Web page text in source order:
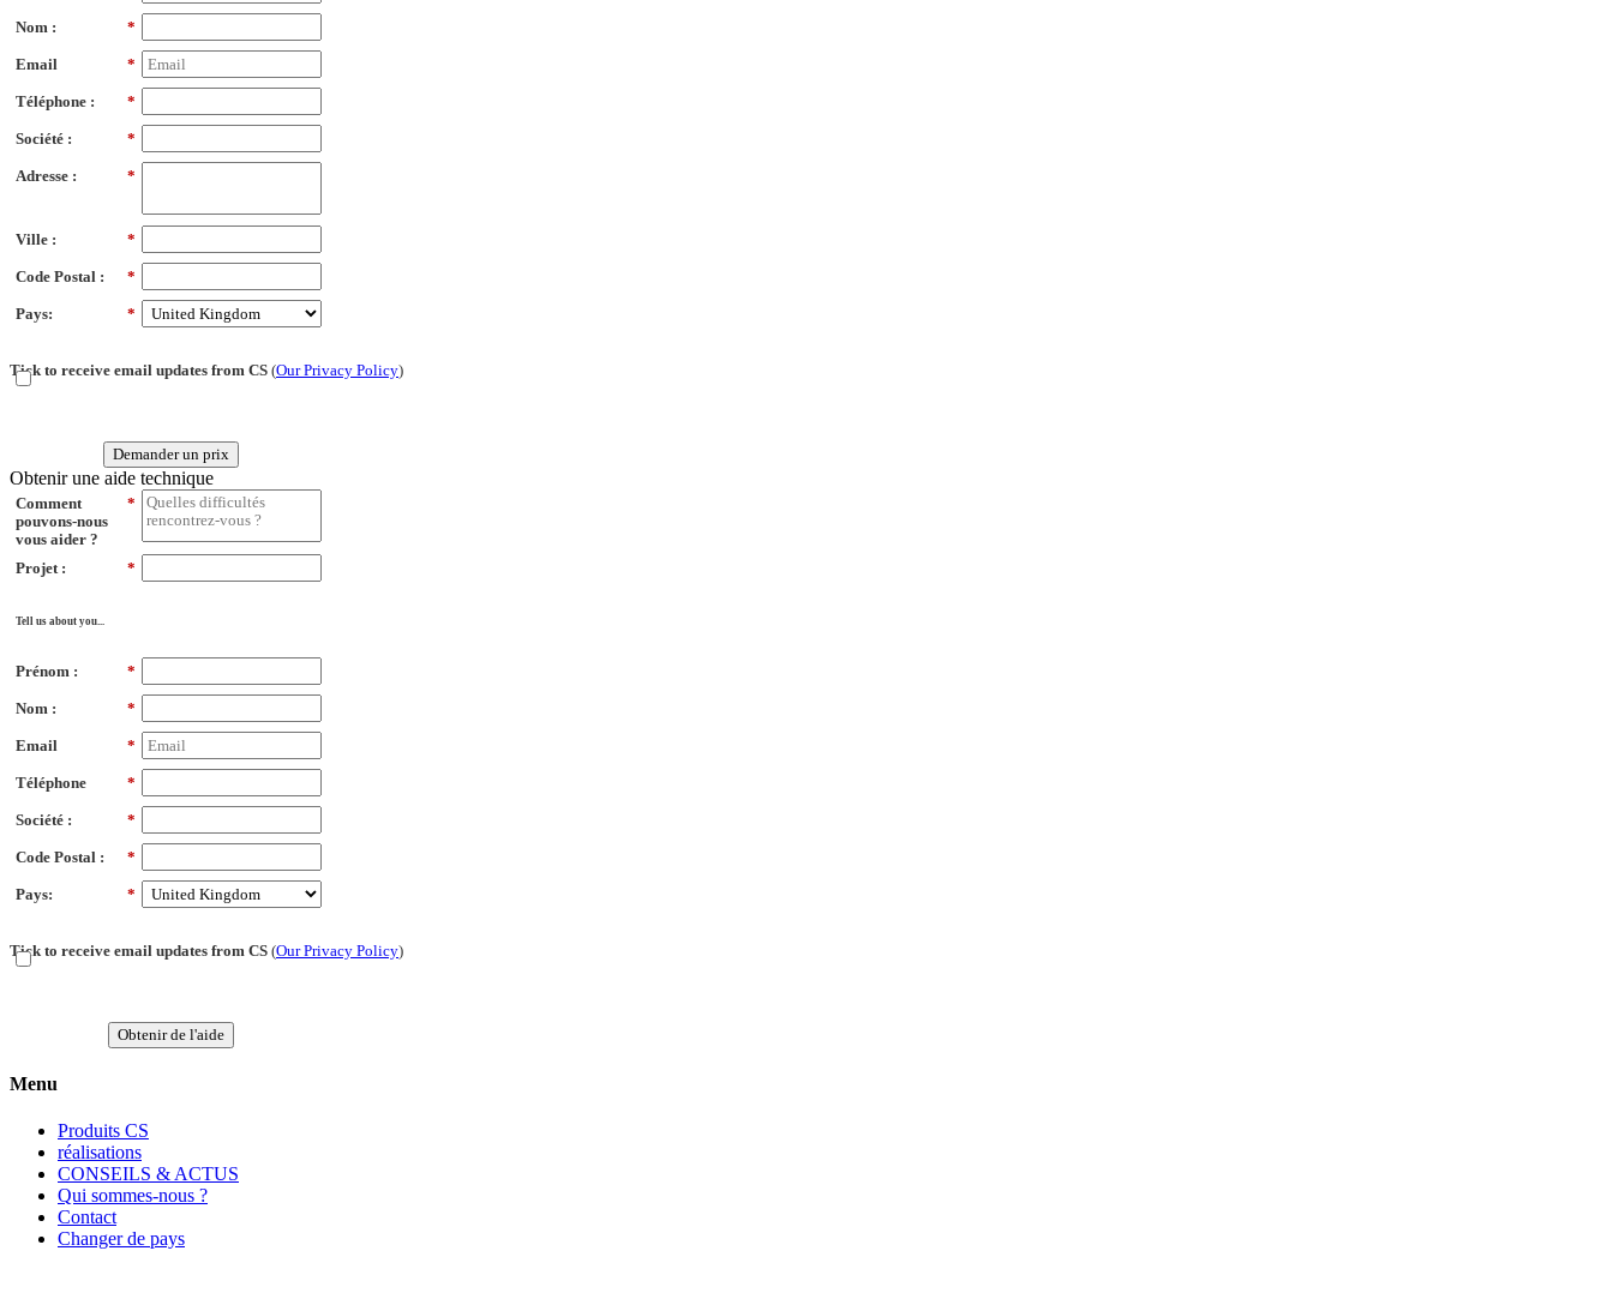
*
Nom :
*
Email
*
Téléphone :
*
Société :
*
Adresse :
*
Ville :
*
Code Postal :
*
Pays:
Tick to receive email updates from CS (Our Privacy Policy)
Demander un prix
Obtenir une aide technique
*
Comment
pouvons-nous
vous aider ?
*
Projet :
Tell us about you...
*
Prénom :
*
Nom :
*
Email
*
Téléphone
*
Société :
*
Code Postal :
*
Pays:
Tick to receive email updates from CS (Our Privacy Policy)
Obtenir de l'aide
Menu
Produits CS
réalisations
CONSEILS & ACTUS
Qui sommes-nous ?
Contact
Changer de pays